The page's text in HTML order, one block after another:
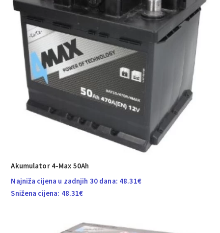
Akumulator 4-Max 50Ah
Najniža cijena u zadnjih 30 dana: 48.31€
Snižena cijena: 48.31€